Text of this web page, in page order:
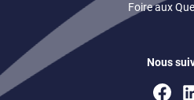
Foire aux
Nous